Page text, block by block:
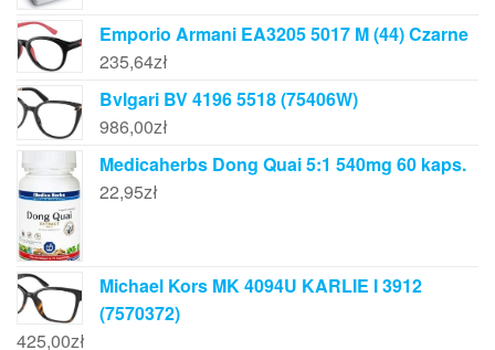
Emporio Armani EA3205 5017 M (44) Czarne
235,64zł
Bvlgari BV 4196 5518 (75406W)
986,00zł
Medicaherbs Dong Quai 5:1 540mg 60 kaps.
22,95zł
Michael Kors MK 4094U KARLIE I 3912
(7570372)
425,00zł